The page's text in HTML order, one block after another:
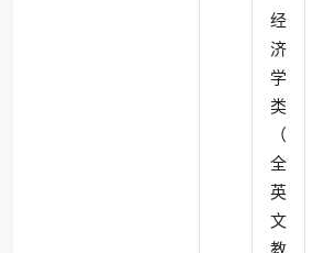
经
济
学
类
（
全
英
文